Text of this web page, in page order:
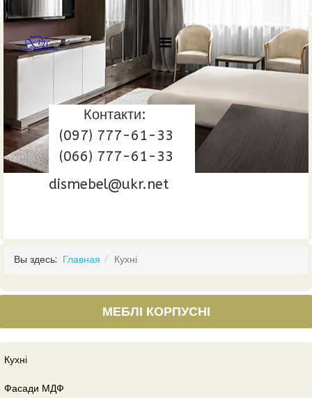
Контакти:
(097) 777-61-33
(066) 777-61-33
dismebel@ukr.net
Вы здесь: Главная Кухні
МЕБЛІ КОРПУСНІ
Кухні
Фасади МДФ